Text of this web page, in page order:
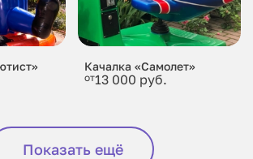
Качалка «Самолет»
от13 000 руб.
Показать ещё